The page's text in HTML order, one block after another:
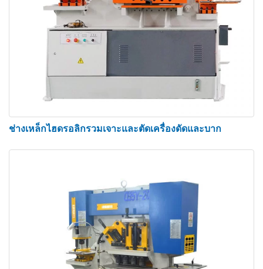
สถานีตัด
สถานีตัดสามารถตัดความหนาของแผ่นโลหะได้หลาก
หลาย โดยมีความกว้างต่างกันโดยปกติตั้งแต่ 12” ถึง
สามารถปรับความหนาของวัสดุใด ๆ ภายในความ
สามารถในการตัดของเครื่องได้ โต๊ะป้อนแรงเฉือน
พร้อมไกด์แบบปรับได้ได้รับการติดตั้งเพื่อให้ป้อนวัสดุ
ได้อย่างแม่นยำ
ช่างเหล็กไฮดรอลิกรวมเจาะและตัดเครื่องดัดและบาก